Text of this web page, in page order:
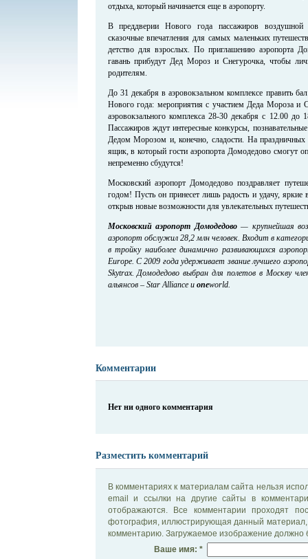
отдыха, который начинается еще в аэропорту.
В преддверии Нового года пассажиров
сказочные впечатления для самых маленьких
детство для взрослых. По приглашению аэропорта
гавань прибудут Дед Мороз и Снегурочка, чтобы
родителям.
До 31 декабря в аэровокзальном комплексе править
Нового года: мероприятия с участием Деда Мороза и
аэровокзального комплекса 28-30 декабря с 12.00
Пассажиров ждут интересные конкурсы,
Дедом Морозом и, конечно, сладости. На праздничных
ящик, в который гости аэропорта Домодедово смогут
непременно сбудутся!
Московский аэропорт Домодедово поздравляет
годом! Пусть он принесет лишь радость и удачу, яркие
открыв новые возможности для увлекательных
Московский аэропорт Домодедово— крупнейшая
аэропорт обслужил 28,2 млн человек. Входит в
в тройку наиболее динамично развивающихся
Europe. С 2009 года удерживает звание лучшего
Skytrax. Домодедово выбран для полетов в Москву
альянсов – Star Alliance иoneworld.
Комментарии
Нет ни одного комментария
Разместить комментарий
В комментариях к материалам сайта нельзя
email и ссылки на другие сайты в
отображаются. Все комментарии проходят
фотография, иллюстрирующая данный материал,
комментарию. Загружаемое изображение должно
Ваше имя: *